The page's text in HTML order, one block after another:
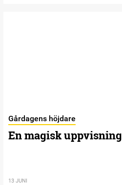
Gårdagens höjdare
En magisk uppvisning
13 JUNI